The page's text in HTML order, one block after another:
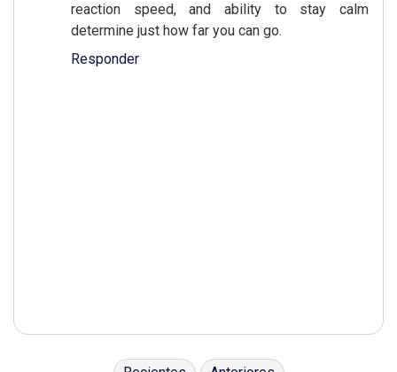
reaction speed, and ability to stay calm
determine just how far you can go.
Responder